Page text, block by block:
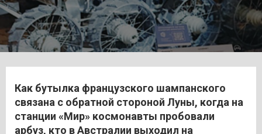
Как бутылка французского шампанского
связана с обратной стороной Луны, когда на
станции «Мир» космонавты пробовали
арбуз, кто в Австралии выходил на